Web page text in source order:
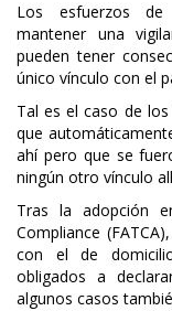
Los esfuerzos de
mantener una
pueden tener
único vínculo con el
Tal es el caso de
que
ahí pero que se
ningún otro vínculo
Tras la adopción
Compliance
con el de
obligados a
algunos casos